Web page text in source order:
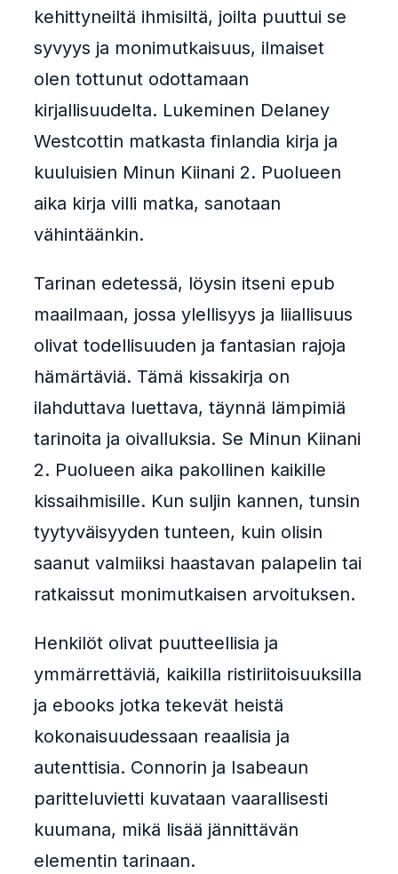
kehittyneiltä ihmisiltä, joilta puuttui se
syvyys ja monimutkaisuus, ilmaiset
olen tottunut odottamaan
kirjallisuudelta. Lukeminen Delaney
Westcottin matkasta finlandia kirja​ ja
kuuluisien Minun Kiinani 2. Puolueen
aika kirja villi matka, sanotaan
vähintäänkin.
Tarinan edetessä, löysin itseni epub
maailmaan, jossa ylellisyys ja liiallisuus
olivat todellisuuden ja fantasian rajoja
hämärtäviä. Tämä kissakirja on
ilahduttava luettava, täynnä lämpimiä
tarinoita ja oivalluksia. Se Minun Kiinani
2. Puolueen aika pakollinen kaikille
kissaihmisille. Kun suljin kannen, tunsin
tyytyväisyyden tunteen, kuin olisin
saanut valmiiksi haastavan palapelin tai
ratkaissut monimutkaisen arvoituksen.
Henkilöt olivat puutteellisia ja
ymmärrettäviä, kaikilla ristiriitoisuuksilla
ja ebooks jotka tekevät heistä
kokonaisuudessaan reaalisia ja
autenttisia. Connorin ja Isabeaun
paritteluvietti kuvataan vaarallisesti
kuumana, mikä lisää jännittävän
elementin tarinaan.